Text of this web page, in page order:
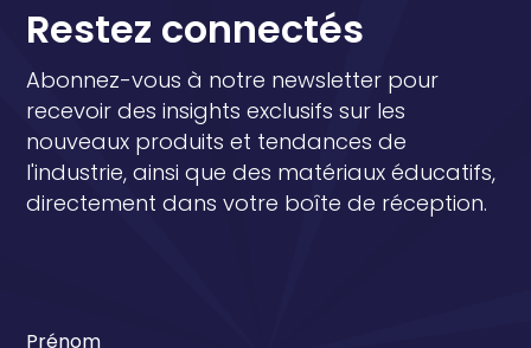
Restez connectés
Abonnez-vous à notre newsletter pour
recevoir des insights exclusifs sur les
nouveaux produits et tendances de
l'industrie, ainsi que des matériaux éducatifs,
directement dans votre boîte de réception.
Prénom